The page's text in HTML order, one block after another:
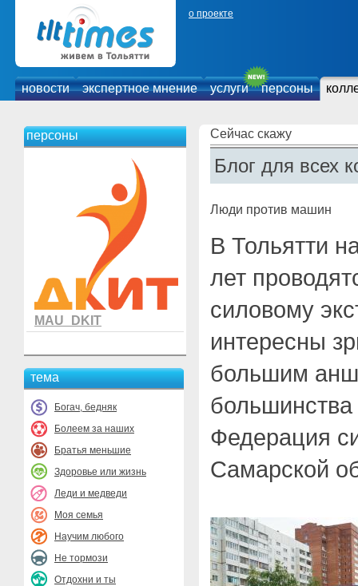
о проекте
новости экспертное мнение услуги персоны
персоны
MAU_DKIT
тема
Богач, бедняк
Болеем за наших
Братья меньшие
Здоровье или жизнь
Леди и медведи
Моя семья
Научим любого
Не тормози
Отдохни и ты
Сейчас скажу
Блог для всех
Люди против машин
В Тольятти
лет
силовому
интересны
большим
большинства
Федерация
Самарской